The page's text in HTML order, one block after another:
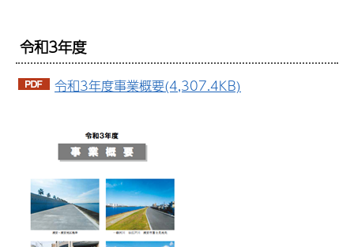
令和3年度
令和3年度事業概要(4,307.4KB)